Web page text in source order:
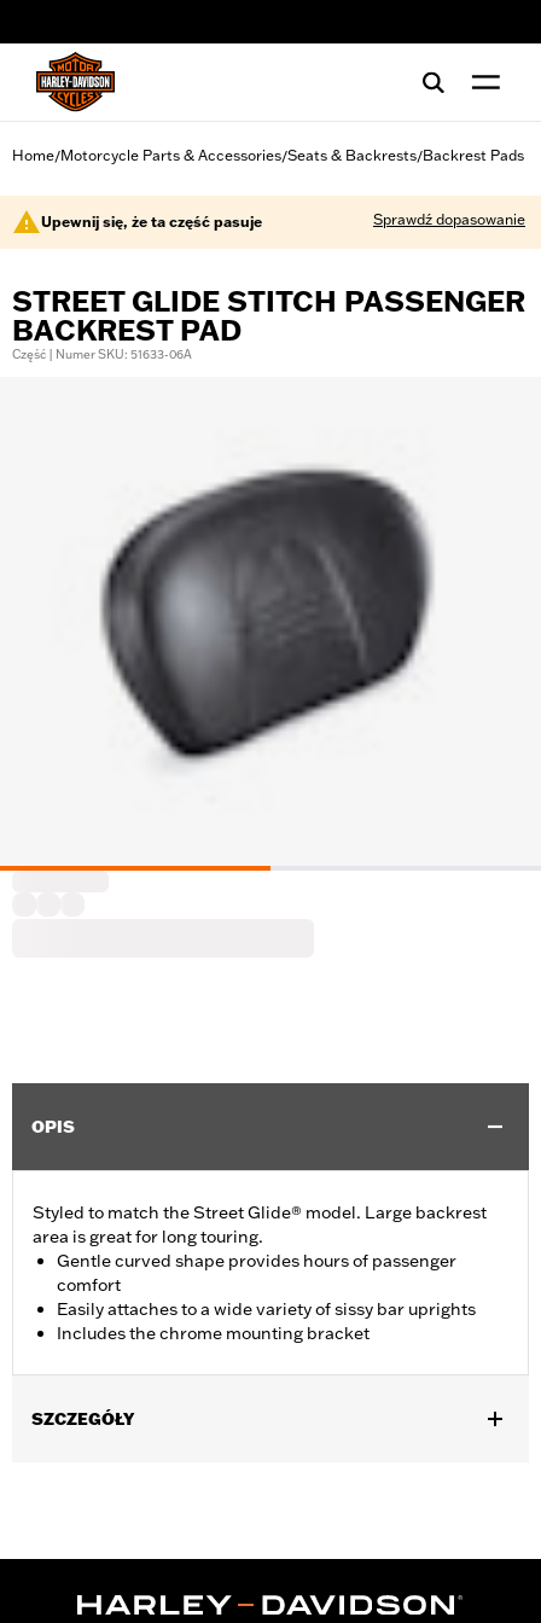
Home/Motorcycle Parts & Accessories/Seats & Backrests/Backrest Pads
Upewnij się, że ta część pasuje Sprawdź dopasowanie
STREET GLIDE STITCH PASSENGER
BACKREST PAD
Część | Numer SKU: 51633-06A
OPIS
Styled to match the Street Glide® model. Large backrest
area is great for long touring.
Gentle curved shape provides hours of passenger
comfort
Easily attaches to a wide variety of sissy bar uprights
Includes the chrome mounting bracket
SZCZEGÓŁY
Bar Upright 52300415 and 52300324A. Also fits '18-later Softail®